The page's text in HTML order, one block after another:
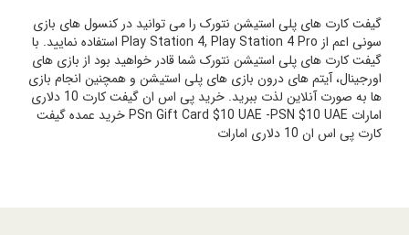
گیفت کارت های پلی استیشن نتورک را می توانید در کنسول های بازی
سونی اعم از Play Station 4, Play Station 4 Pro استفاده نمایید. با
گیفت کارت های پلی استیشن نتورک شما قادر خواهید بود از بازی های
اورجینال، آیتم های درون بازی های پلی استیشن و همچنین انجام بازی
ها به صورت آنلاین لذت ببرید. خرید پی اس ان گیفت کارت 10 دلاری
امارات PSn Gift Card $10 UAE -PSN $10 UAE خرید عمده گیفت
کارت پی اس ان 10 دلاری امارات